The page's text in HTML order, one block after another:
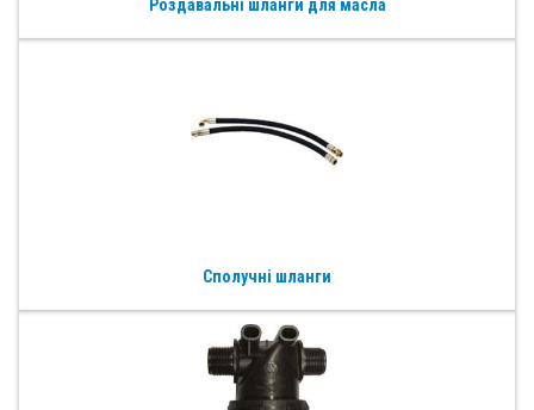
Роздавальні шланги для масла
Сполучні шланги